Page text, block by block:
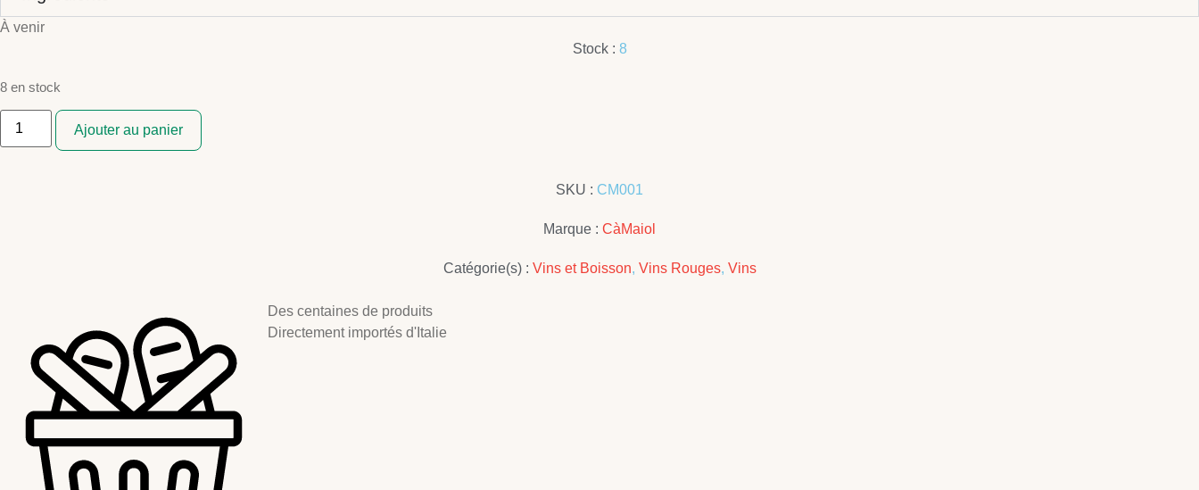
À venir
Stock : 8
8 en stock
quantité
LUGANA
Ajouter au panier
SKU : CM001
Marque : CàMaiol
Catégorie(s) : Vins et Boisson, Vins Rouges, Vins
Des centaines de produits
Directement importés d'Italie